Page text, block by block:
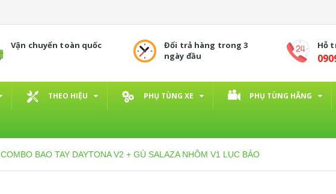
Vận chuyển toàn quốc
Đổi trả hàng trong 3
ngày đầu
Hỗ
THEO HIỆU PHỤ TÙNG XE PHỤ TÙNG HÃNG
COMBO BAO TAY DAYTONA V2 + GÙ SALAZA NHÔM V1 LỤC BẢO